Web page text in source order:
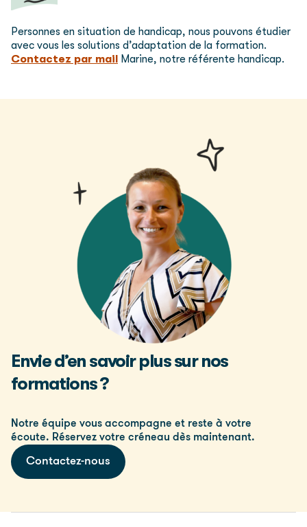
Personnes en situation de handicap, nous pouvons étudier
avec vous les solutions d’adaptation de la formation.
Contactez par mail Marine, notre référente handicap.
Envie d’en savoir plus sur nos
formations ?
Notre équipe vous accompagne et reste à votre
écoute. Réservez votre créneau dès maintenant.
Contactez-nous